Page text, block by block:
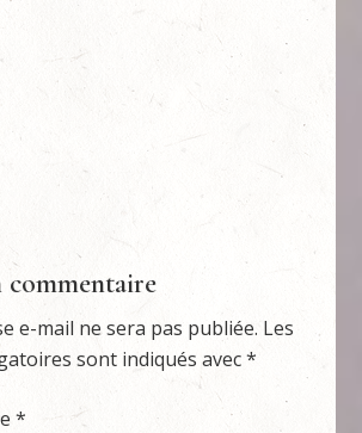
commentaire
e-mail ne sera pas publiée. Les
sont indiqués avec*
*